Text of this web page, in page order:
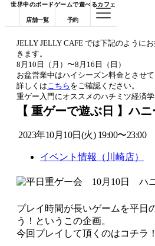
世界中のボードゲームで遊べるカフェ
店舗一覧 予約
JELLY JELLY CAFE では下記のように
きます。
8月10日（月）〜8月16日（日）
お盆営業中はハイシーズン料金とさせて
詳しくはこちら をご確認ください。
重ゲー入門にオススメのハチミツ経済学
【 重ゲーで遊ぶ日 】ハ
2023年10月10日(火) 19:00〜23:00
イベント情報（川崎店）
プレイ時間が長いゲームを平日
う！というこの企画。
今回プレイして頂くのはコチラ！